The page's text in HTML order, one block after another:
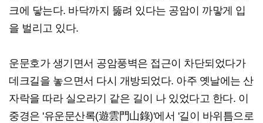
크에 닿는다. 바닥까지 뚫려 있다는 공암이 까맣게 입
을 벌리고 있다.
운문호가 생기면서 공암풍벽은 접근이 차단되었다가
데크길을 놓으면서 다시 개방되었다. 아주 옛날에는 산
자락을 따라 실오라기 같은 길이 나 있었다고 한다. 이
중경은 '유운문산록(遊雲門山錄)'에서 '길이 바위틈으로